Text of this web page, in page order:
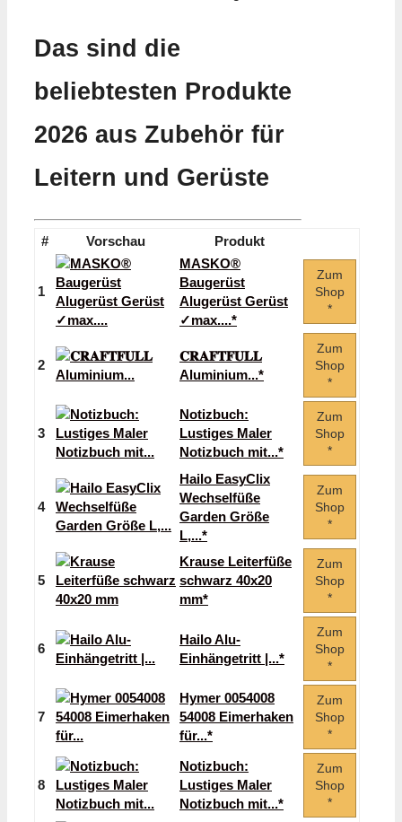
Das sind die
beliebtesten Produkte
2026 aus Zubehör für
Leitern und Gerüste
# Vorschau Produkt
1
MASKO®
Baugerüst
Alugerüst Gerüst
✓max....*
Zum
Shop
*
2
𝐂𝐑𝐀𝐅𝐓𝐅𝐔𝐋𝐋
Aluminium...*
Zum
Shop
*
3
Notizbuch:
Lustiges Maler
Notizbuch mit...*
Zum
Shop
*
4
Hailo EasyClix
Wechselfüße
Garden Größe
L,...*
Zum
Shop
*
5
Krause Leiterfüße
schwarz 40x20
mm*
Zum
Shop
*
6
Hailo Alu-
Einhängetritt |...*
Zum
Shop
*
7
Hymer 0054008
54008 Eimerhaken
für...*
Zum
Shop
*
8
Notizbuch:
Lustiges Maler
Notizbuch mit...*
Zum
Shop
*